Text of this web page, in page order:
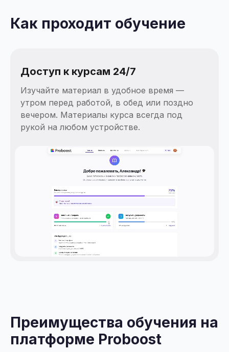
Как проходит обучение
Доступ к курсам 24/7
Изучайте материал в удобное время —
утром перед работой, в обед или поздно
вечером. Материалы курса всегда под
рукой на любом устройстве.
Преимущества обучения на
платформе Proboost